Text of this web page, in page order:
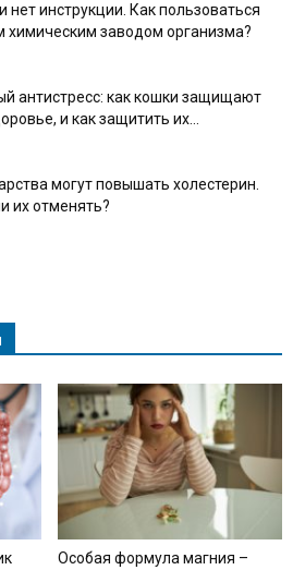
нет инструкции. Как пользоваться
химическим заводом организма?
антистресс: как кошки защищают
и как защитить их...
могут повышать холестерин.
их отменять?
Особая формула магния –